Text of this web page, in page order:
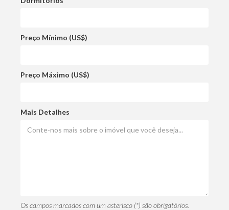
Preço Mínimo (US$)
Preço Máximo (US$)
Mais Detalhes
Os campos marcados com um asterisco (*) são obrigatórios.